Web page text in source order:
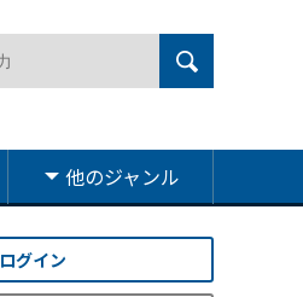
他のジャンル
ログイン